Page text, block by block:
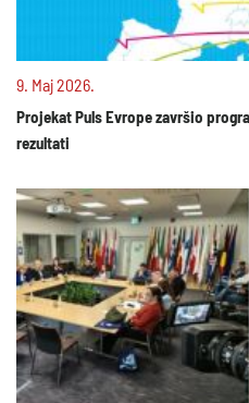
9. Maj 2026.
Projekat Puls Evrope završio
rezultati